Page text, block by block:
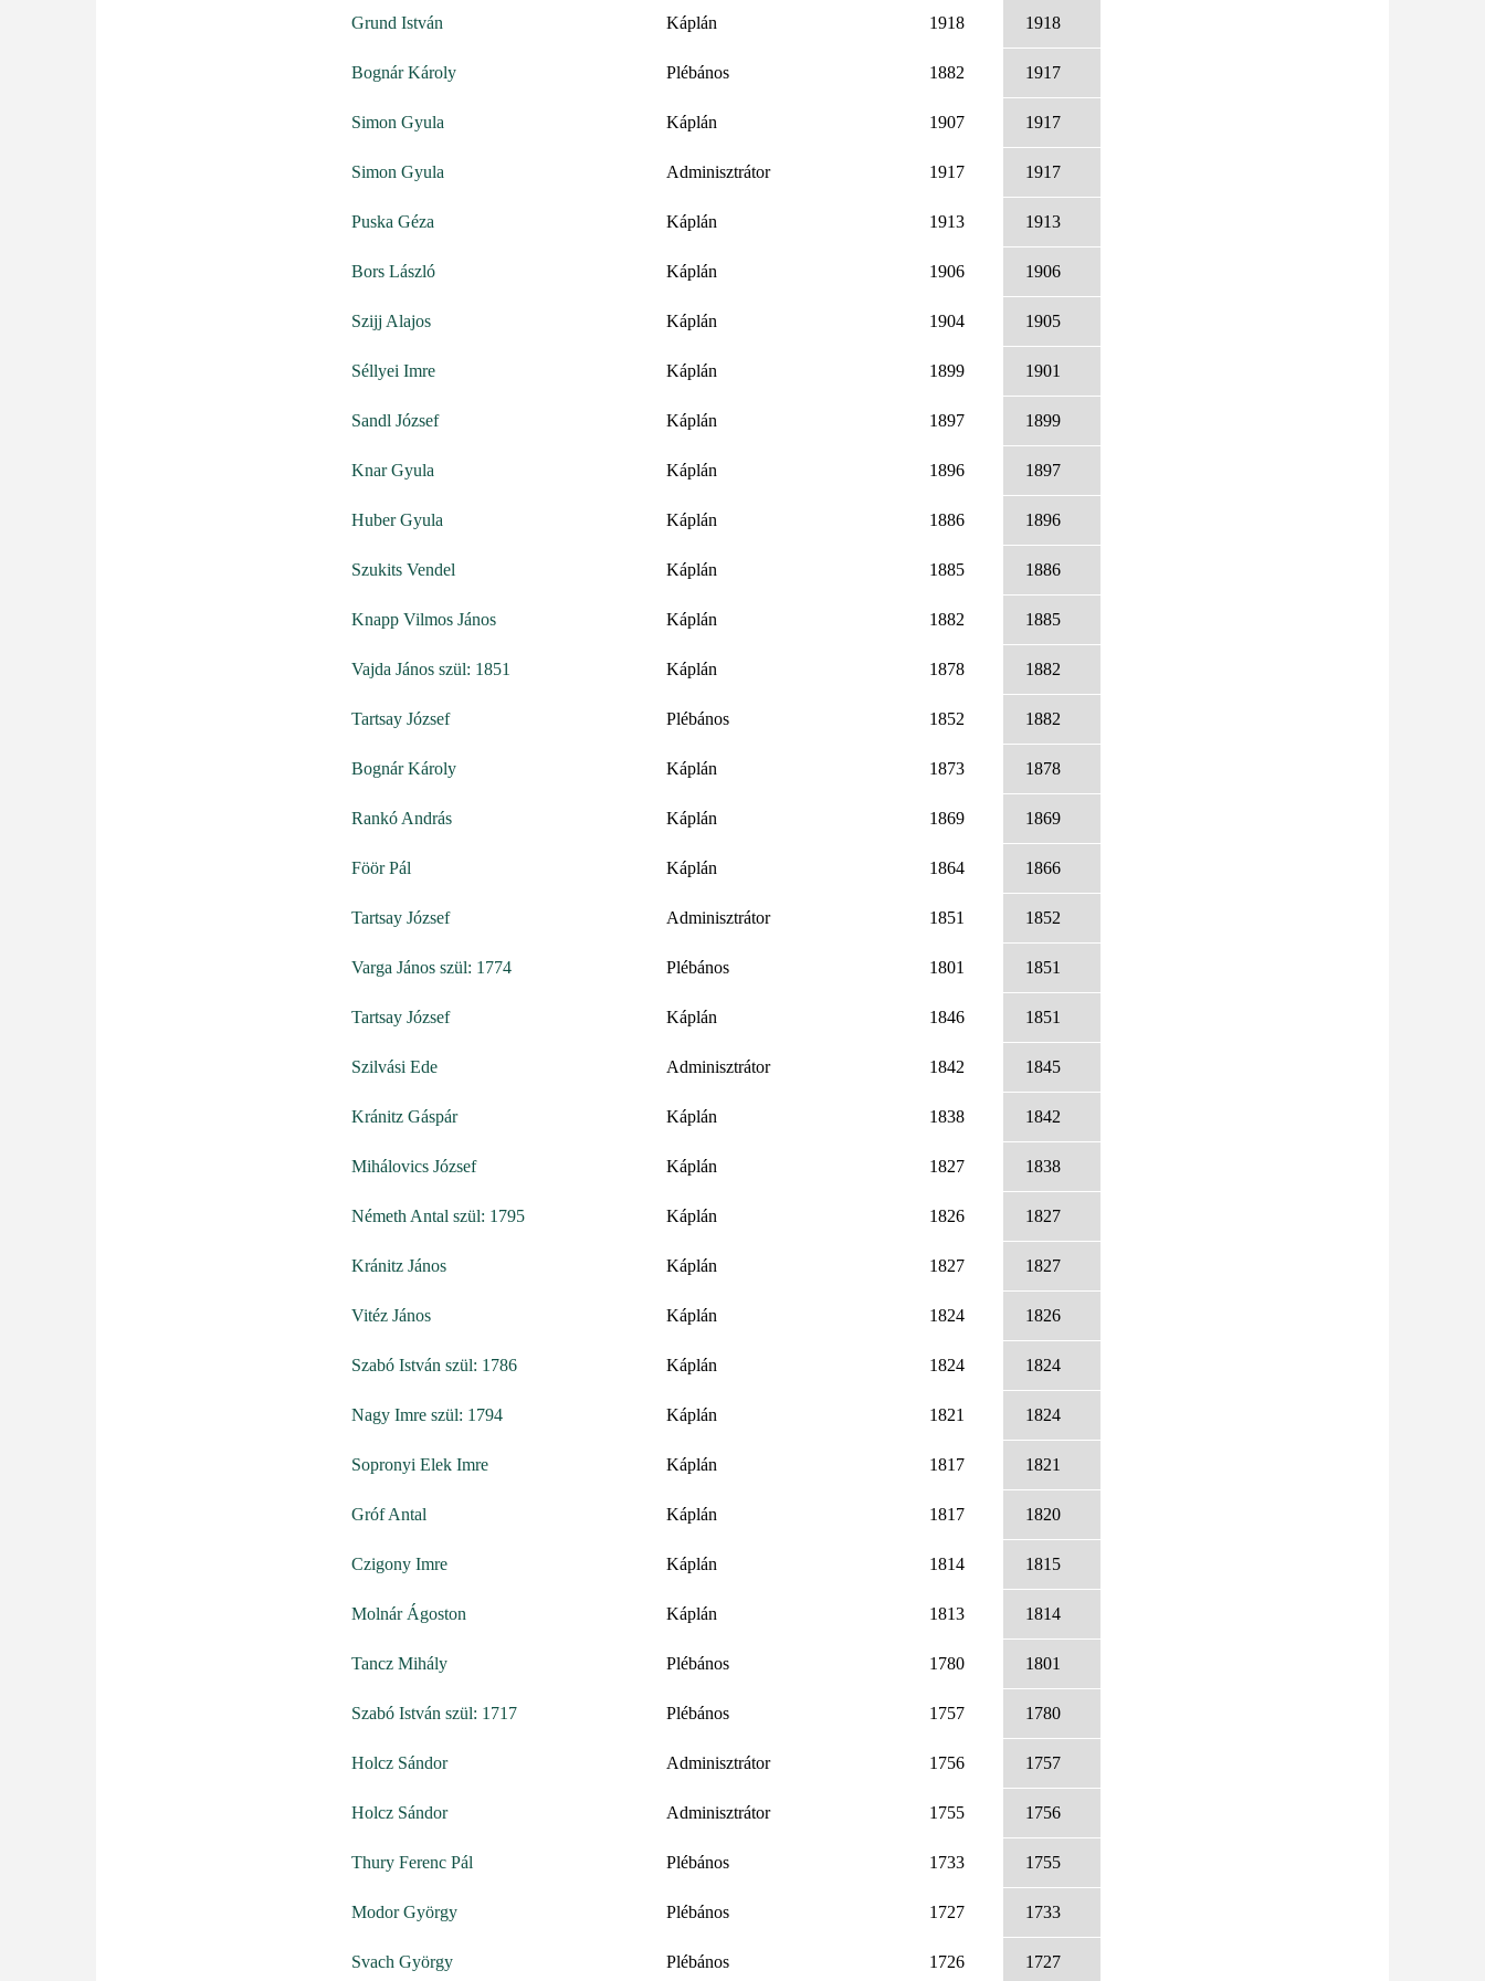
Grund István Káplán 1918 1918
Bognár Károly Plébános 1882 1917
Simon Gyula Káplán 1907 1917
Simon Gyula Adminisztrátor 1917 1917
Puska Géza Káplán 1913 1913
Bors László Káplán 1906 1906
Szijj Alajos Káplán 1904 1905
Séllyei Imre Káplán 1899 1901
Sandl József Káplán 1897 1899
Knar Gyula Káplán 1896 1897
Huber Gyula Káplán 1886 1896
Szukits Vendel Káplán 1885 1886
Knapp Vilmos János Káplán 1882 1885
Vajda János szül: 1851 Káplán 1878 1882
Tartsay József Plébános 1852 1882
Bognár Károly Káplán 1873 1878
Rankó András Káplán 1869 1869
Föör Pál Káplán 1864 1866
Tartsay József Adminisztrátor 1851 1852
Varga János szül: 1774 Plébános 1801 1851
Tartsay József Káplán 1846 1851
Szilvási Ede Adminisztrátor 1842 1845
Kránitz Gáspár Káplán 1838 1842
Mihálovics József Káplán 1827 1838
Németh Antal szül: 1795 Káplán 1826 1827
Kránitz János Káplán 1827 1827
Vitéz János Káplán 1824 1826
Szabó István szül: 1786 Káplán 1824 1824
Nagy Imre szül: 1794 Káplán 1821 1824
Sopronyi Elek Imre Káplán 1817 1821
Gróf Antal Káplán 1817 1820
Czigony Imre Káplán 1814 1815
Molnár Ágoston Káplán 1813 1814
Tancz Mihály Plébános 1780 1801
Szabó István szül: 1717 Plébános 1757 1780
Holcz Sándor Adminisztrátor 1756 1757
Holcz Sándor Adminisztrátor 1755 1756
Thury Ferenc Pál Plébános 1733 1755
Modor György Plébános 1727 1733
Svach György Plébános 1726 1727